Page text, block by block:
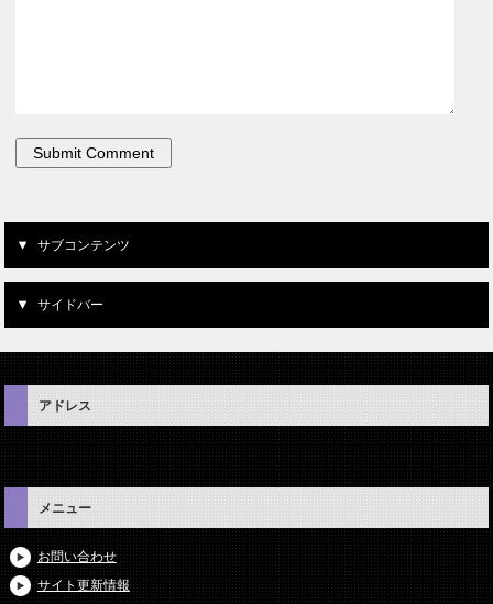
サブコンテンツ
サイドバー
アドレス
メニュー
お問い合わせ
サイト更新情報